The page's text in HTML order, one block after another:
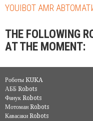
YOUIBOT AMR
THE FOLLOWING
AT THE MOMENT:
Роботы KUKA
АББ Robots
Фанук Robots
Мотоман Robots
Кавасаки Robots